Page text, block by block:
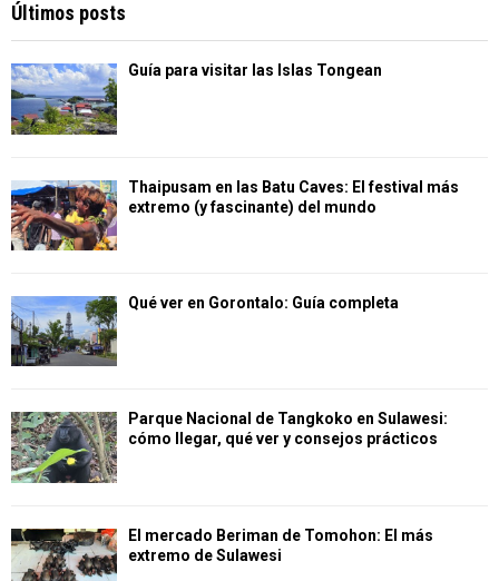
Últimos posts
Guía para visitar las Islas Tongean
Thaipusam en las Batu Caves: El festival más
extremo (y fascinante) del mundo
Qué ver en Gorontalo: Guía completa
Parque Nacional de Tangkoko en Sulawesi:
cómo llegar, qué ver y consejos prácticos
El mercado Beriman de Tomohon: El más
extremo de Sulawesi